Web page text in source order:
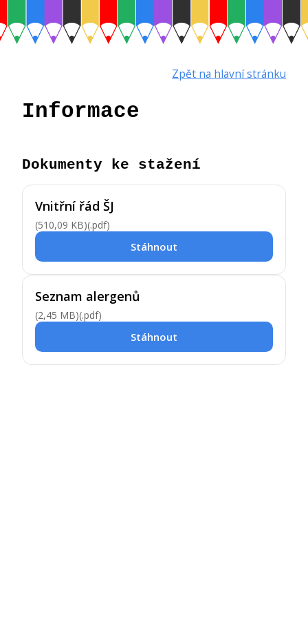
Zpět na hlavní stránku
Informace
Dokumenty ke stažení
Vnitřní řád ŠJ
(510,09 KB)(.pdf)
Stáhnout
Seznam alergenů
(2,45 MB)(.pdf)
Stáhnout